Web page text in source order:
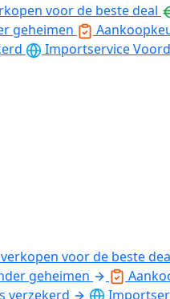
voor de beste deal
geheimen
Importservice
voor de beste
geheimen
verzekerd